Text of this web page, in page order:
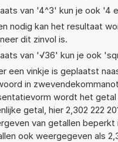
van '4^3' kun je ook '4
nodig kan het resultaat
dit zinvol is.
van '√36' kun je ook
een vinkje is geplaatst
in
wordt het
getal, hier 2,302 222
van getallen beperkt
ook weergegeven als